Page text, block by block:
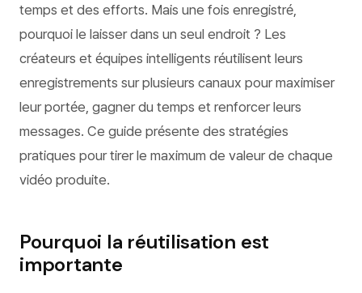
temps et des efforts. Mais une fois enregistré,
pourquoi le laisser dans un seul endroit ? Les
créateurs et équipes intelligents réutilisent leurs
enregistrements sur plusieurs canaux pour maximiser
leur portée, gagner du temps et renforcer leurs
messages. Ce guide présente des stratégies
pratiques pour tirer le maximum de valeur de chaque
vidéo produite.
Pourquoi la réutilisation est
importante